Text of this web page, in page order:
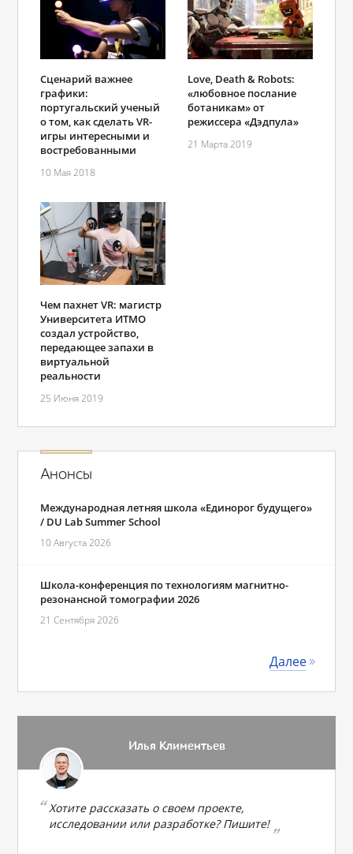
Сценарий важнее
графики:
португальский ученый
о том, как сделать VR-
игры интересными и
востребованными
10 Мая 2018
Love, Death & Robots:
«любовное послание
ботаникам» от
режиссера «Дэдпула»
21 Марта 2019
Чем пахнет VR: магистр
Университета ИТМO
создал устройство,
передающее запахи в
виртуальной
реальности
25 Июня 2019
Анонсы
Международная летняя школа «Единорог будущего»
/ DU Lab Summer School
10 Августа 2026
Школа-конференция по технологиям магнитно-
резонансной томографии 2026
21 Сентября 2026
Далее
Илья Климентьев
Хотите рассказать о своем проекте,
исследовании или разработке? Пишите!